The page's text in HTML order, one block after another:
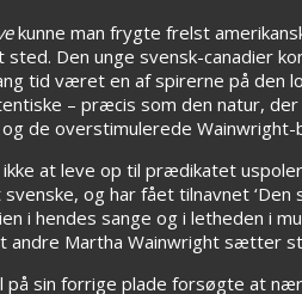
kunne man frygte frelst
Den unge svensk-canadier
tid været en af spirerne på den
– præcis som den natur,
de overstimulerede
ikke at leve op til prædikatet
og har fået tilnavnet
i hendes sange og i letheden i
andre Martha Wainwright sætter
på sin forrige plade forsøgte at